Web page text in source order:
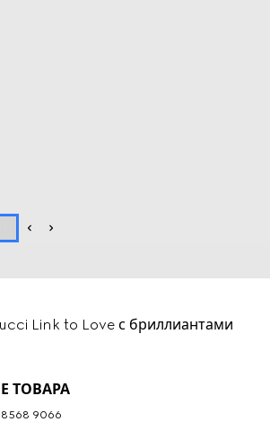
Link to Love с бриллиантами
ТОВАРА
9066